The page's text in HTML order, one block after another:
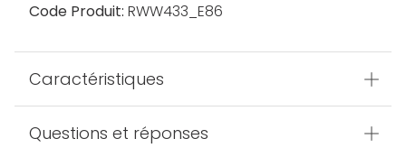
Code Produit: RWW433_E86
Caractéristiques
Questions et réponses